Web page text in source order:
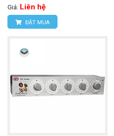
Giá: Liên hệ
ĐẶT MUA